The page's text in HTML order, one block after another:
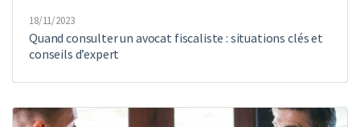
18/11/2023
Quand consulter un avocat fiscaliste : situations clés et
conseils d’expert